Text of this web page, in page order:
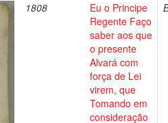
1808
Eu o Principe
Regente Faço
saber aos que
o presente
Alvará com
força de Lei
virem, que
Tomando em
consideração